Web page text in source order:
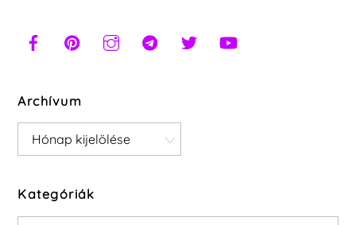
Archívum
Archívum
Kategóriák